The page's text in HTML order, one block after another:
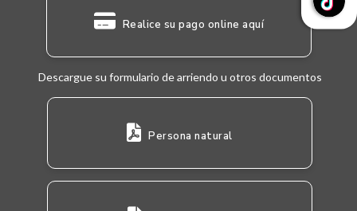
Realice su pago online aquí
Descargue su formulario de arriendo u otros documentos
Persona natural